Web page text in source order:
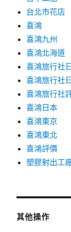
台北市花店
喜鴻
喜鴻九州
喜鴻北海道
喜鴻旅行社
喜鴻旅行社
喜鴻旅行社
喜鴻日本
喜鴻東京
喜鴻東北
喜鴻評價
塑膠射出工
其他操作